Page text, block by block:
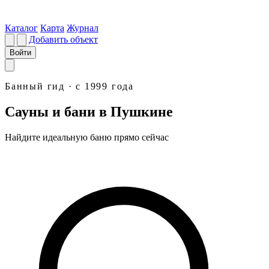
Каталог Карта Журнал
Добавить объект
Войти
Банный гид · с 1999 года
Сауны и бани в Пушкине
Найдите идеальную баню прямо сейчас